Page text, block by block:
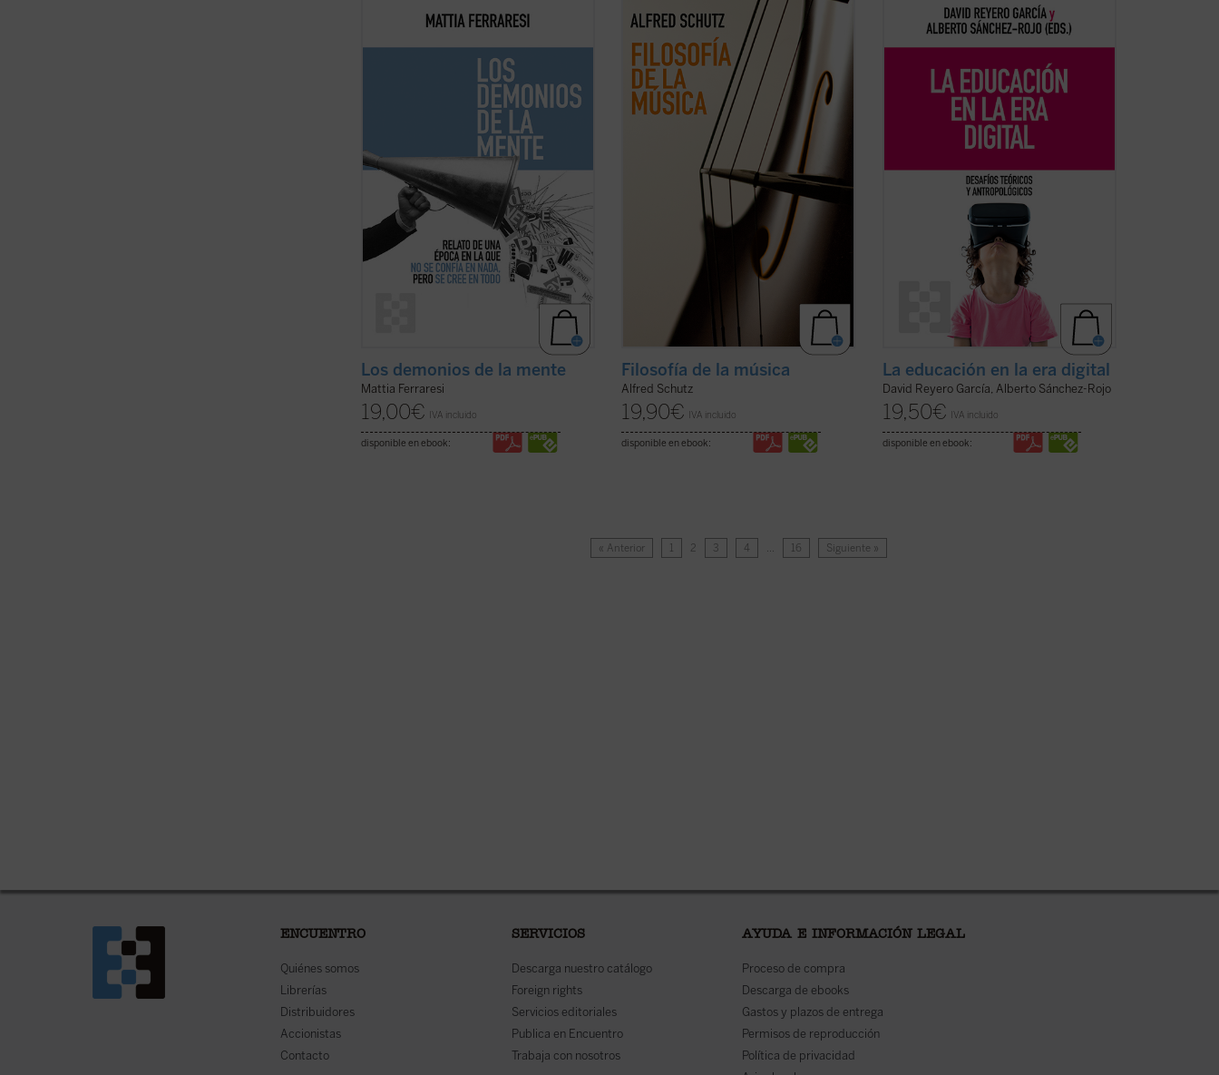
Con ejemplos que van desde las redes
instantáneas hasta teorías sobre los
Kennedy o los hombres murciélago en la
Luna, Ferraresi nos enfrenta con humor y
lucidez al caos de un mundo en el que ya
(ver ficha)
Los demonios de la mente
Mattia Ferraresi
19,00€ IVA incluido
disponible en ebook:
Este libro reúne, por primera vez en
español, todos los textos sobre música de
Alfred Schutz, uno de los grandes
nombres de la sociología del siglo XX. En
ellos no solo analiza lo que sentimos
cuando escuchamos una melodía,
también explora ...(ver ficha)
Filosofía de la música
Alfred Schutz
19,90€ IVA incluido
disponible en ebook:
Frente a una tecnología con creciente
poder de decisión,La educación en la era
digitalpropone una mirada plural y
humanista que recupera las grandes
preguntas: ¿qué podemos saber?, ¿qué
debemos hacer?, ¿qué nos cabe esperar?
(ver ficha)
La educación en la era digital
David Reyero García, Alberto Sánchez-Rojo
19,50€ IVA incluido
disponible en ebook:
« Anterior 1 2 3 4 16 Siguiente »
ENCUENTRO
Quiénes somos
Librerías
Distribuidores
Accionistas
Contacto
SERVICIOS
Descarga nuestro catálogo
Foreign rights
Servicios editoriales
Publica en Encuentro
Trabaja con nosotros
AYUDA E INFORMACIÓN LEGAL
Proceso de compra
Descarga de ebooks
Gastos y plazos de entrega
Permisos de reproducción
Política de privacidad